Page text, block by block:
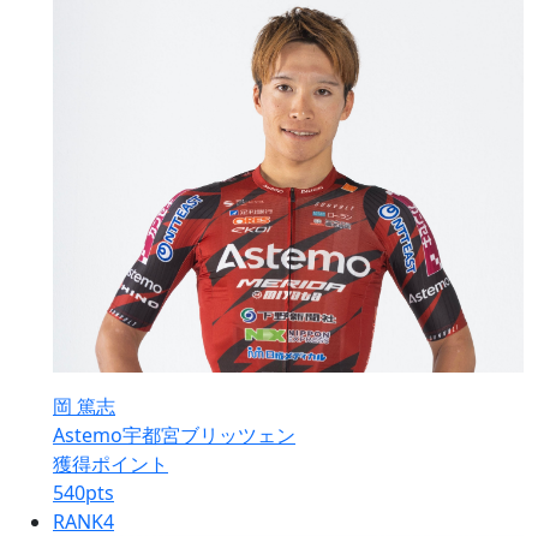
岡 篤志
Astemo宇都宮ブリッツェン
獲得ポイント
540pts
RANK4